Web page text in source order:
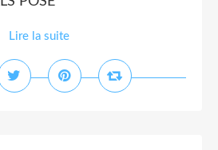
Lire la suite